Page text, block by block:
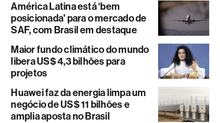
América Latina está ‘bem
posicionada' para o mercado de
SAF, com Brasil em destaque
Maior fundo climático do mundo
libera US$ 4,3 bilhões para
projetos
Huawei faz da energia limpa um
negócio de US$ 11 bilhões e
amplia aposta no Brasil